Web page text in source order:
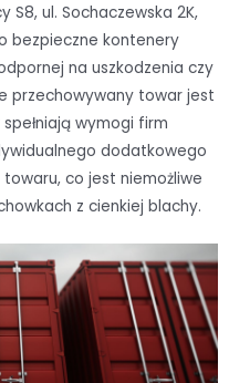
ul. Sochaczewska 2K,
bezpieczne kontenery
na uszkodzenia czy
przechowywany towar jest
wymogi firm
dodatkowego
co jest niemożliwe
z cienkiej blachy.